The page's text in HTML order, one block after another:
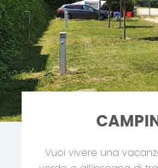
Vuoi vivere una